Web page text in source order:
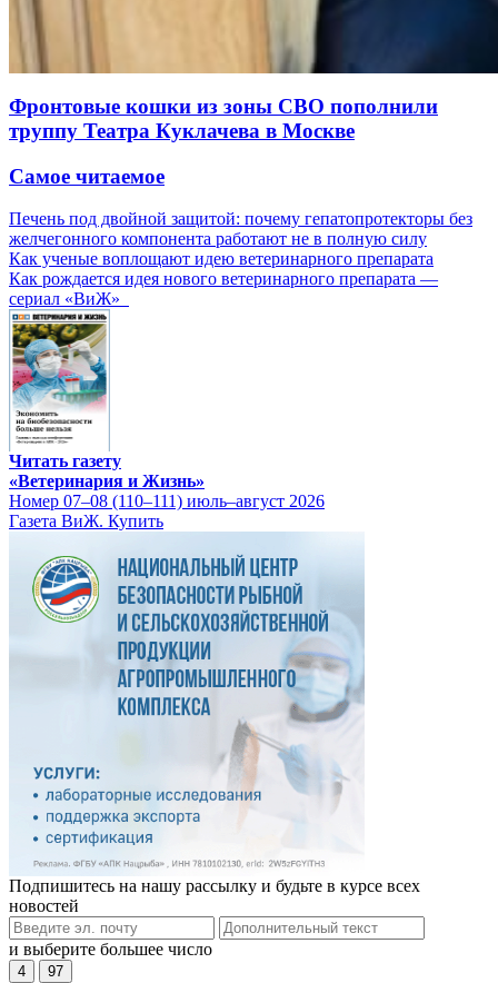
Фронтовые кошки из зоны СВО пополнили
труппу Театра Куклачева в Москве
Самое читаемое
Печень под двойной защитой: почему гепатопротекторы без
желчегонного компонента работают не в полную силу
Как ученые воплощают идею ветеринарного препарата
Как рождается идея нового ветеринарного препарата —
сериал «ВиЖ»
Читать газету
«Ветеринария и Жизнь»
Номер 07–08 (110–111) июль–август 2026
Газета ВиЖ. Купить
Подпишитесь на нашу рассылку и будьте в курсе всех
новостей
и выберите большее число
4 97